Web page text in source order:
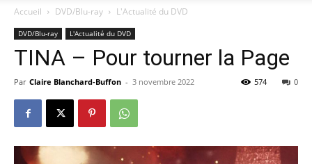
Accueil DVD/Blu-ray L'Actualité du DVD
DVD/Blu-ray L'Actualité du DVD
TINA – Pour tourner la Page
Par Claire Blanchard-Buffon - 3 novembre 2022 0
574